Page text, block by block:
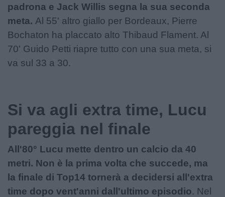
padrona e Jack Willis segna la sua seconda
meta. Al 55' altro giallo per Bordeaux, Pierre
Bochaton ha placcato alto Thibaud Flament. Al
70' Guido Petti riapre tutto con una sua meta, si
va sul 33 a 30.
Si va agli extra time, Lucu
pareggia nel finale
All'80° Lucu mette dentro un calcio da 40
metri. Non è la prima volta che succede, ma
la finale di Top14 tornerà a decidersi all'extra
time dopo vent'anni dall'ultimo episodio. Nel